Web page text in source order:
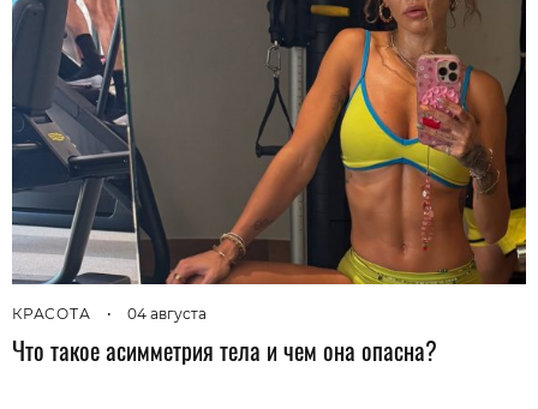
КРАСОТА • 04 августа
Что такое асимметрия тела и чем она опасна?